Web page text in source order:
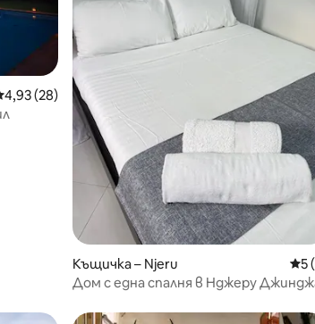
оценка: 4,93 от 5, 28 отзива
4,93 (28)
Къщичка – Njeru
5
Дом с една спалня в Нджеру